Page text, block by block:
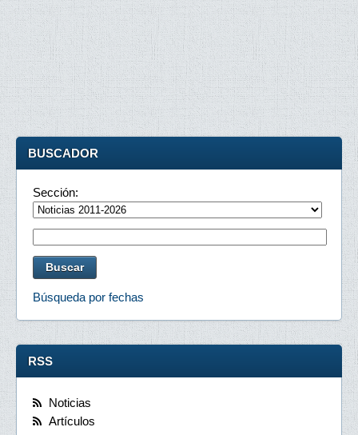
BUSCADOR
Sección:
Búsqueda por fechas
RSS
Noticias
Artículos